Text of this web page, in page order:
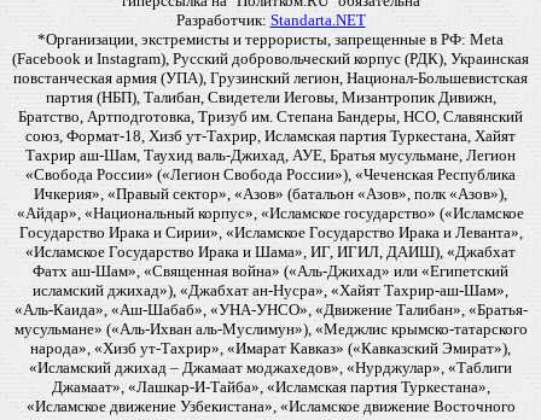
Разработчик: Standarta.NET
*Организации, экстремисты и террористы, запрещенные в РФ: Meta
(Facebook и Instagram), Русский добровольческий корпус (РДК), Украинская
повстанческая армия (УПА), Грузинский легион, Национал-Большевистская
партия (НБП), Талибан, Свидетели Иеговы, Мизантропик Дивижн,
Братство, Артподготовка, Тризуб им. Степана Бандеры, НСО, Славянский
союз, Формат-18, Хизб ут-Тахрир, Исламская партия Туркестана, Хайят
Тахрир аш-Шам, Таухид валь-Джихад, АУЕ, Братья мусульмане, Легион
«Свобода России» («Легион Свобода России»), «Чеченская Республика
Ичкерия», «Правый сектор», «Азов» (батальон «Азов», полк «Азов»),
«Айдар», «Национальный корпус», «Исламское государство» («Исламское
Государство Ирака и Сирии», «Исламское Государство Ирака и Леванта»,
«Исламское Государство Ирака и Шама», ИГ, ИГИЛ, ДАИШ), «Джабхат
Фатх аш-Шам», «Священная война» («Аль-Джихад» или «Египетский
исламский джихад»), «Джабхат ан-Нусра», «Хайят Тахрир-аш-Шам»,
«Аль-Каида», «Аш-Шабаб», «УНА-УНСО», «Движение Талибан», «Братья-
мусульмане» («Аль-Ихван аль-Муслимун»), «Меджлис крымско-татарского
народа», «Хизб ут-Тахрир», «Имарат Кавказ» («Кавказский Эмират»),
«Исламский джихад – Джамаат моджахедов», «Нурджулар», «Таблиги
Джамаат», «Лашкар-И-Тайба», «Исламская партия Туркестана»,
«Исламское движение Узбекистана», «Исламское движение Восточного